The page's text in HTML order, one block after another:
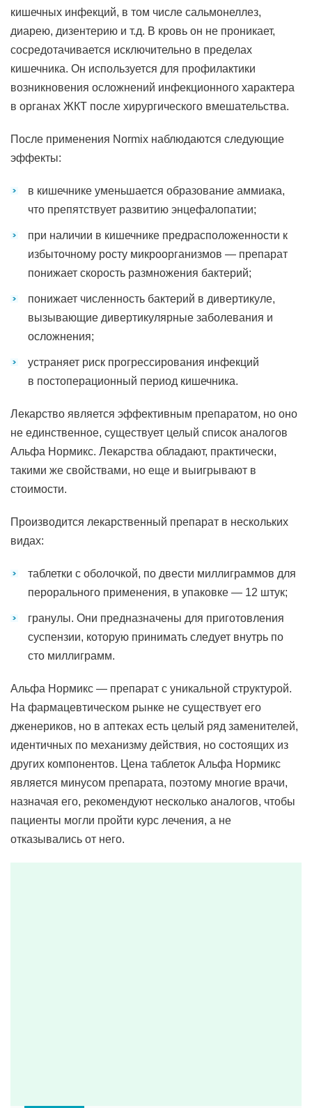
кишечных инфекций, в том числе сальмонеллез,
диарею, дизентерию и т.д. В кровь он не проникает,
сосредотачивается исключительно в пределах
кишечника. Он используется для профилактики
возникновения осложнений инфекционного характера
в органах ЖКТ после хирургического вмешательства.
После применения Normix наблюдаются следующие
эффекты:
в кишечнике уменьшается образование аммиака,
что препятствует развитию энцефалопатии;
при наличии в кишечнике предрасположенности к
избыточному росту микроорганизмов — препарат
понижает скорость размножения бактерий;
понижает численность бактерий в дивертикуле,
вызывающие дивертикулярные заболевания и
осложнения;
устраняет риск прогрессирования инфекций
в постоперационный период кишечника.
Лекарство является эффективным препаратом, но оно
не единственное, существует целый список аналогов
Альфа Нормикс. Лекарства обладают, практически,
такими же свойствами, но еще и выигрывают в
стоимости.
Производится лекарственный препарат в нескольких
видах:
таблетки с оболочкой, по двести миллиграммов для
перорального применения, в упаковке — 12 штук;
гранулы. Они предназначены для приготовления
суспензии, которую принимать следует внутрь по
сто миллиграмм.
Альфа Нормикс — препарат с уникальной структурой.
На фармацевтическом рынке не существует его
дженериков, но в аптеках есть целый ряд заменителей,
идентичных по механизму действия, но состоящих из
других компонентов. Цена таблеток Альфа Нормикс
является минусом препарата, поэтому многие врачи,
назначая его, рекомендуют несколько аналогов, чтобы
пациенты могли пройти курс лечения, а не
отказывались от него.